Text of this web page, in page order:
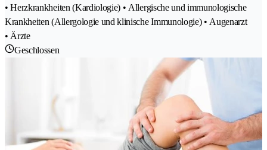
• Herzkrankheiten (Kardiologie) • Allergische und immunologische
Krankheiten (Allergologie und klinische Immunologie) • Augenarzt
• Ärzte
Geschlossen